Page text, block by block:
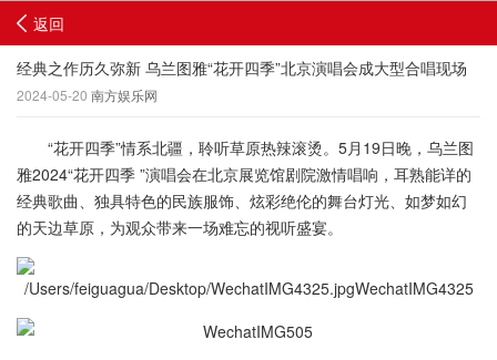
返回
经典之作历久弥新 乌兰图雅“花开四季”北京演唱会成大型合唱现场
2024-05-20 南方娱乐网
“花开四季”情系北疆，聆听草原热辣滚烫。5月19日晚，乌兰图
雅2024“花开四季 ”演唱会在北京展览馆剧院激情唱响，耳熟能详的
经典歌曲、独具特色的民族服饰、炫彩绝伦的舞台灯光、如梦如幻
的天边草原，为观众带来一场难忘的视听盛宴。